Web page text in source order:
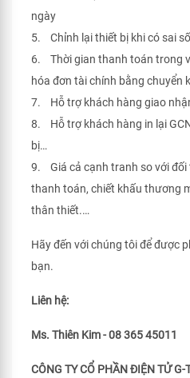
ngày
5. Chỉnh lại thiết bị khi có sai
6. Thời gian thanh toán trong
hóa đơn tài chính bằng chuyển
7. Hỗ trợ khách hàng giao
8. Hỗ trợ khách hàng in lại
bị…
9. Giá cả cạnh tranh so với đối
thanh toán, chiết khấu thương
thân thiết.…
Hãy đến với chúng tôi để được
bạn.
Liên hệ:
Ms. Thiên Kim - 08 365 45011
CÔNG TY CỔ PHẦN ĐIỆN TỬ G-